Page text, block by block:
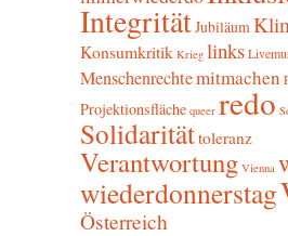
IntegritätJubiläum
Konsumkritik Krieg links
Menschenrechtemitmachen
Projektionsfläche queer redo
Solidaritättoleranz
Verantwortung Vienna
wiederdonnerstag
Österreich